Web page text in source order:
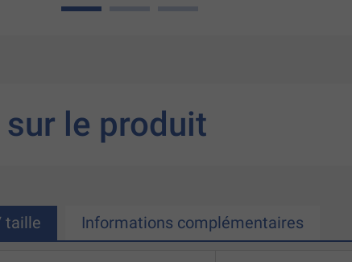
1
le produit
taille Informations complémentaires